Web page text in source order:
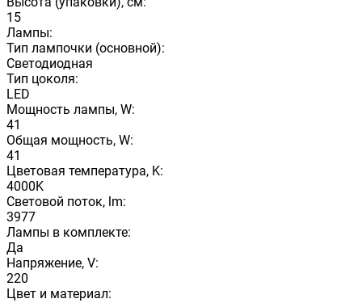
15
Лампы:
Тип лампочки (основной):
Светодиодная
Тип цоколя:
LED
Мощность лампы, W:
41
Общая мощность, W:
41
Цветовая температура, K:
4000K
Световой поток, lm:
3977
Лампы в комплекте:
Да
Напряжение, V:
220
Цвет и материал: